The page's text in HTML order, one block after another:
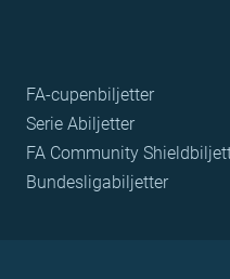
FA-cupenbiljetter
Serie Abiljetter
FA Community
Bundesligabiljetter